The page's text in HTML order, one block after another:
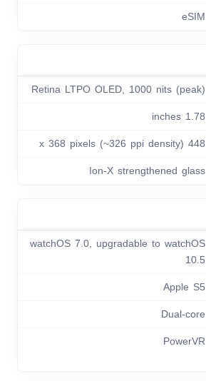
eSIM
Retina LTPO OLED, 1000 nits (peak)
1.78 inches
448 x 368 pixels (~326 ppi density)
Ion-X strengthened glass
watchOS 7.0, upgradable to watchOS
10.5
Apple S5
Dual-core
PowerVR